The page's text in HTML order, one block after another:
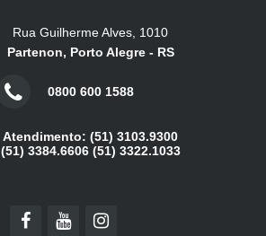
Rua Guilherme Alves, 1010
Partenon, Porto Alegre - RS
0800 600 1588
Atendimento: (51) 3103.9300
(51) 3384.6606 (51) 3322.1033